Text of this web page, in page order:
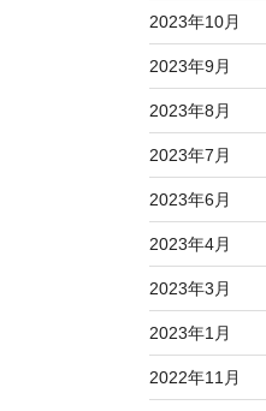
2023年10月
2023年9月
2023年8月
2023年7月
2023年6月
2023年4月
2023年3月
2023年1月
2022年11月